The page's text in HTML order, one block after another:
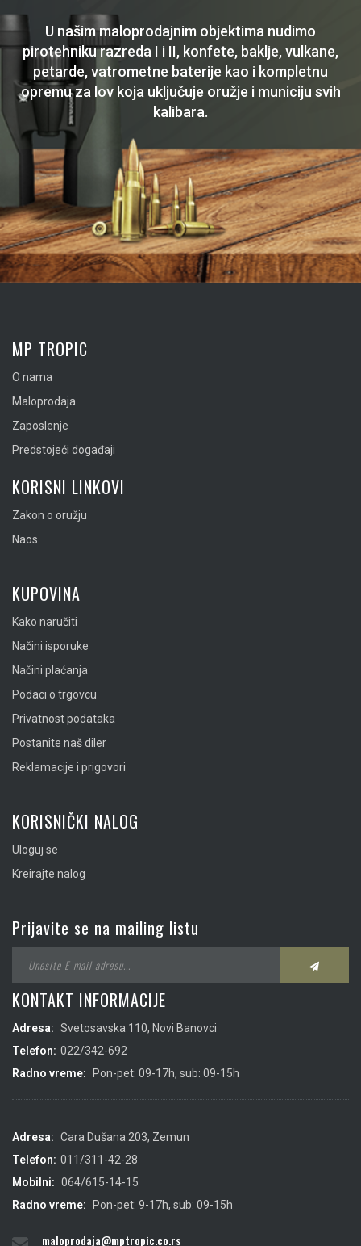
U našim maloprodajnim objektima nudimo
pirotehniku razreda I i II, konfete, baklje, vulkane,
petarde, vatrometne baterije kao i kompletnu
opremu za lov koja uključuje oružje i municiju svih
kalibara.
MP TROPIC
O nama
Maloprodaja
Zaposlenje
Predstojeći događaji
KORISNI LINKOVI
Zakon o oružju
Naos
KUPOVINA
Kako naručiti
Načini isporuke
Načini plaćanja
Podaci o trgovcu
Privatnost podataka
Postanite naš diler
Reklamacije i prigovori
KORISNIČKI NALOG
Uloguj se
Kreirajte nalog
Prijavite se na mailing listu
KONTAKT INFORMACIJE
Adresa: Svetosavska 110, Novi Banovci
Telefon: 022/342-692
Radno vreme:
Pon-pet: 09-17h, sub: 09-15h
Adresa: Cara Dušana 203, Zemun
Telefon: 011/311-42-28
Mobilni: 064/615-14-15
Radno vreme:
Pon-pet: 9-17h, sub: 09-15h
maloprodaja@mptropic.co.rs